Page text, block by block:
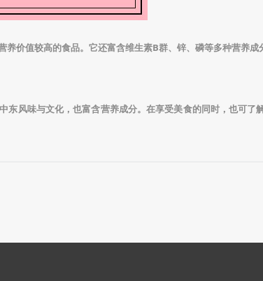
养价值较高的食品。它还富含维生素B群、锌、磷等多种营养
东风味与文化，也富含营养成分。在享受美食的同时，也可